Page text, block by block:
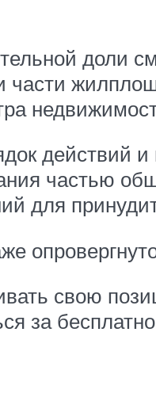
доли
части
действий и
частью
для
свою
за